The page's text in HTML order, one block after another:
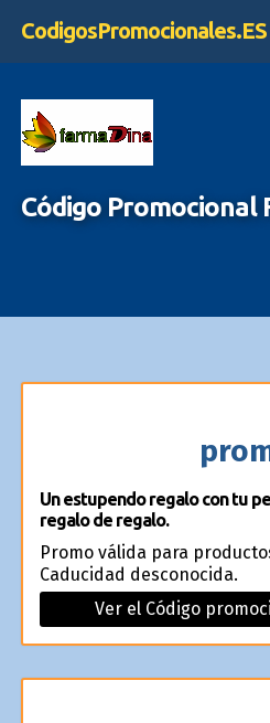
CodigosPromocionales.ES
Código Promocional
Un estupendo regalo con tu
regalo de regalo.
Promo válida para
Caducidad desconocida.
Ver el Código